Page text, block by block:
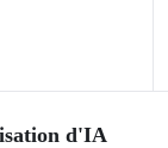
d'IA